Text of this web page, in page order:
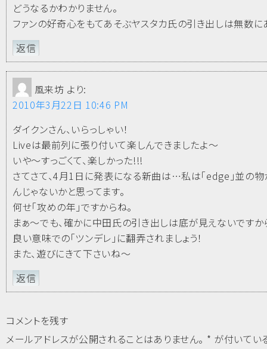
どうなるかわかりません。
ファンの好奇心をもてあそぶヤスタカ氏の引き出しは無数に
返信
風来坊 より:
2010年3月22日 10:46 PM
ダイクンさん、いらっしゃい！
Liveは最前列に張り付いて楽しんできましたよ～
いや～すっごくて、楽しかった!!!
さてさて、4月1日に発表になる新曲は…私は「edge」並の物
んじゃないかと思ってます。
何せ「攻めの年」ですからね。
まぁ～でも、確かに中田氏の引き出しは底が見えないです
良い意味での「ツンデレ」に翻弄されましょう！
また、遊びにきて下さいね～
返信
コメントを残す
メールアドレスが公開されることはありません。 * が付いてい